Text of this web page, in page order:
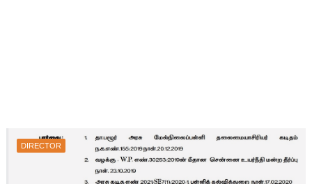
DIRECTOR